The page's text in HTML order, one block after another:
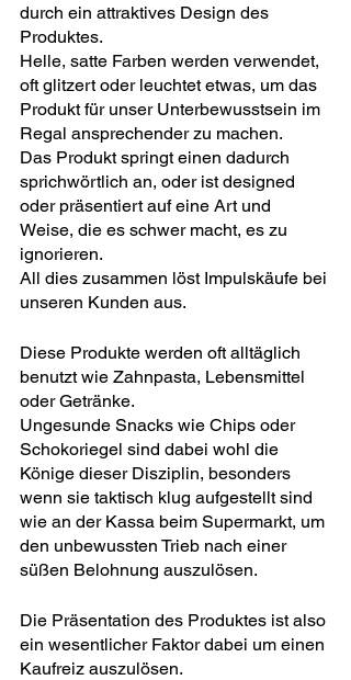
durch ein attraktives Design des
Produktes.
Helle, satte Farben werden verwendet,
oft glitzert oder leuchtet etwas, um das
Produkt für unser Unterbewusstsein im
Regal ansprechender zu machen.
Das Produkt springt einen dadurch
sprichwörtlich an, oder ist designed
oder präsentiert auf eine Art und
Weise, die es schwer macht, es zu
ignorieren.
All dies zusammen löst Impulskäufe bei
unseren Kunden aus.
Diese Produkte werden oft alltäglich
benutzt wie Zahnpasta, Lebensmittel
oder Getränke.
Ungesunde Snacks wie Chips oder
Schokoriegel sind dabei wohl die
Könige dieser Disziplin, besonders
wenn sie taktisch klug aufgestellt sind
wie an der Kassa beim Supermarkt, um
den unbewussten Trieb nach einer
süßen Belohnung auszulösen.
Die Präsentation des Produktes ist also
ein wesentlicher Faktor dabei um einen
Kaufreiz auszulösen.